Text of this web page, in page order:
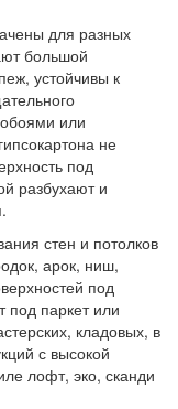
для разных
большой
устойчивы к
или
не
под
разбухают и
стен и потолков
арок, ниш,
под
под паркет или
кладовых, в
с высокой
лофт, эко, сканди